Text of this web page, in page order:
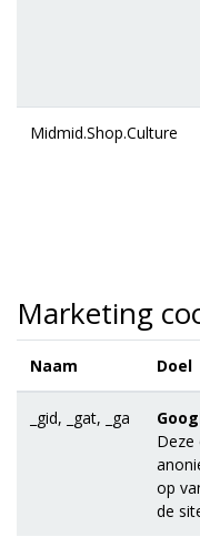
Midmid.Shop.Culture
Marketing
Naam Doel
_gid, _gat, _ga
Deze
op
de